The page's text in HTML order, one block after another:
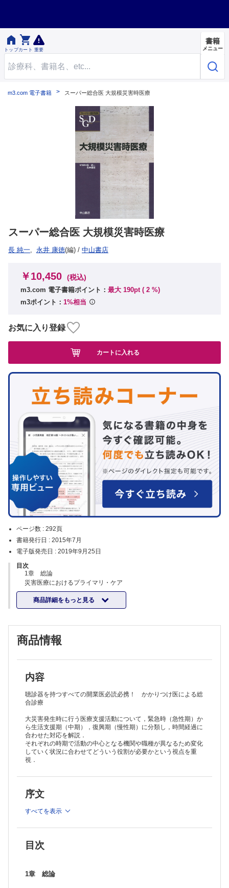

トップ

カート 重要
書籍
メニュー
m3.com 電子書籍 スーパー総合医 大規模災害時医療
スーパー総合医 大規模災害時医療
長 純一, 永井 康徳(編) / 中山書店
ページ数 : 292頁
書籍発行日 : 2015年7月
電子版発売日 : 2019年9月25日
目次
1章 総論
災害医療におけるプライマリ・ケア
災害救護に求められること 東日本大震災対応の経験から見えてきた，
求められる地域住民の備えと地域開業医の災害対応のありかた
大学の果たした役割，今後の災害医療への提言
災害拠点病院としての急性期対応
大規模災害時における医療救護チームの派遣調整
Special Lecture 診療所の被災－医師の体験より
病院の被災
Special Lecture 高齢者の在宅療養を支援する訪問診療医 被災地で
のchallenge
急性期の歯科活動
新潟県中越地域でのサポートセンター構想 災害福祉広域支援ネットワ
ーク・サンダーバードの創設
3章 生活支援期（中期）
災害時のボランティアコーディネート
災害時にあっても求められる在宅医療
災害時の食を中心とした多職種協働
在宅人工呼吸器療養者への救護活動
Special Lecture 医師として，市長として
リハビリテーション科医の中期対応活動 リハビリテーション科医が周
被災者から見た緊急時～生活支援期におけるメンタルケア
4章 復興期（慢性期）
商品詳細をもっと見る
￥10,450 (税込)
m3.com 電子書籍ポイント： 最大 190pt ( 2 %)
m3ポイント： 1%相当
お気に入り登録
カートに入れる
商品情報
内容
聴診器を持つすべての開業医必読必携！ かかりつけ医による総
合診療
大災害発生時に行う医療支援活動について，緊急時（急性期）か
ら生活支援期（中期），復興期（慢性期）に分類し，時間経過に
合わせた対応を解説．
それぞれの時期で活動の中心となる機関や職種が異なるため変化
していく状況に合わせてどういう役割が必要かという視点を重
視．
序文
すべてを表示
目次
1章 総論